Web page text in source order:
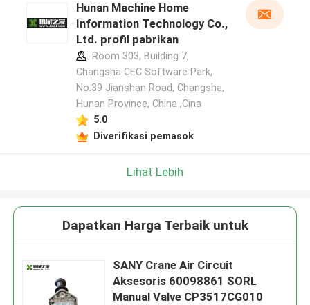
Hunan Machine Home
Information Technology Co.,
Ltd. profil pabrikan
Room 303, Building 7,
Changsha CEC Software Park,
No.39 Jianshan Road, Changsha,
Hunan Province, China ,Cina
5.0
Diverifikasi pemasok
Lihat Lebih
Dapatkan Harga Terbaik untuk
SANY Crane Air Circuit
Aksesoris 60098861 SORL
Manual Valve CP3517CG010